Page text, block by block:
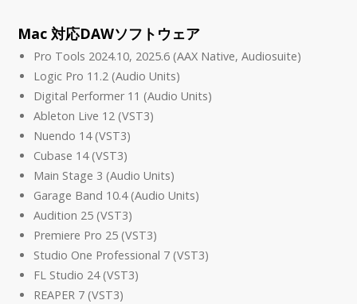
Mac 対応DAWソフトウェア
Pro Tools 2024.10, 2025.6 (AAX Native, Audiosuite)
Logic Pro 11.2 (Audio Units)
Digital Performer 11 (Audio Units)
Ableton Live 12 (VST3)
Nuendo 14 (VST3)
Cubase 14 (VST3)
Main Stage 3 (Audio Units)
Garage Band 10.4 (Audio Units)
Audition 25 (VST3)
Premiere Pro 25 (VST3)
Studio One Professional 7 (VST3)
FL Studio 24 (VST3)
REAPER 7 (VST3)